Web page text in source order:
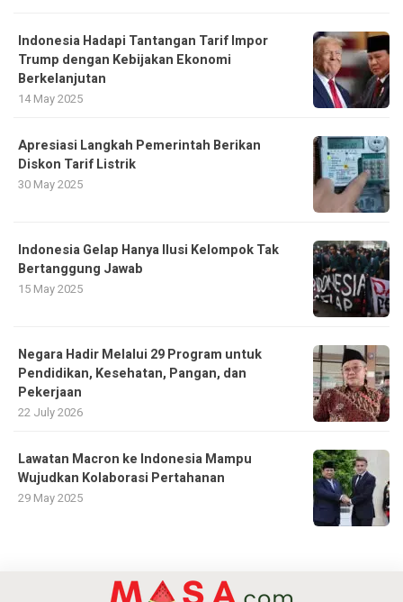
Indonesia Hadapi Tantangan Tarif Impor
Trump dengan Kebijakan Ekonomi
Berkelanjutan
14 May 2025
Apresiasi Langkah Pemerintah Berikan
Diskon Tarif Listrik
30 May 2025
Indonesia Gelap Hanya Ilusi Kelompok Tak
Bertanggung Jawab
15 May 2025
Negara Hadir Melalui 29 Program untuk
Pendidikan, Kesehatan, Pangan, dan
Pekerjaan
22 July 2026
Lawatan Macron ke Indonesia Mampu
Wujudkan Kolaborasi Pertahanan
29 May 2025